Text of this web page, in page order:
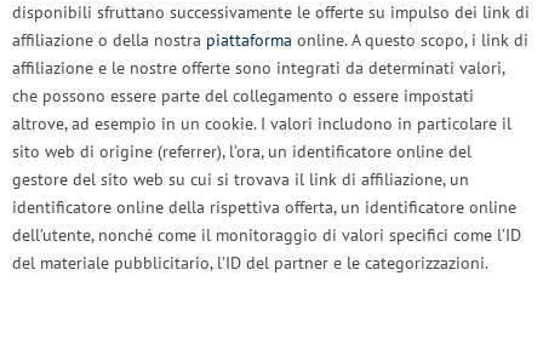
disponibili sfruttano successivamente le offerte su impulso dei link di
affiliazione o della nostra piattaforma online. A questo scopo, i link di
affiliazione e le nostre offerte sono integrati da determinati valori,
che possono essere parte del collegamento o essere impostati
altrove, ad esempio in un cookie. I valori includono in particolare il
sito web di origine (referrer), l’ora, un identificatore online del
gestore del sito web su cui si trovava il link di affiliazione, un
identificatore online della rispettiva offerta, un identificatore online
dell’utente, nonché come il monitoraggio di valori specifici come l’ID
del materiale pubblicitario, l’ID del partner e le categorizzazioni.